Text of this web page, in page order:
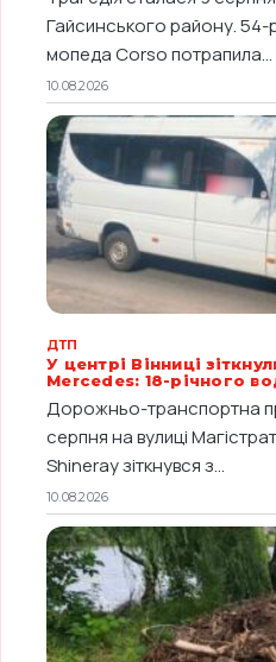
Гайсинського району. 54-
мопеда Corso потрапила...
10.08.2026
ДТП
У центрі Вінниці
Mercedes: 18-річного
Дорожньо-транспортна
серпня на вулиці
Shineray зіткнувся з...
10.08.2026